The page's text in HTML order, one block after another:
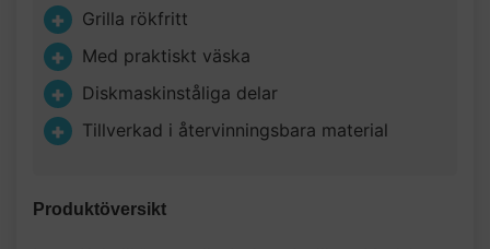
Grilla rökfritt
Med praktiskt väska
Diskmaskinståliga delar
Tillverkad i återvinningsbara material
Produktöversikt